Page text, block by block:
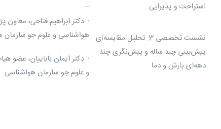
استراحت و پذیرایی
–
نشست تخصصی 3: تحلیل مقایسه‌ای
پیش‌بینی‌ چند ساله و پیش‌نگری چند
دهه‌ای بارش و دما
· دکتر ابراهیم فتاحی،
هواشناسی و علوم جو سازمان
· دکتر ایمان باباییان، عضو
و علوم جو سازمان هواشناسی